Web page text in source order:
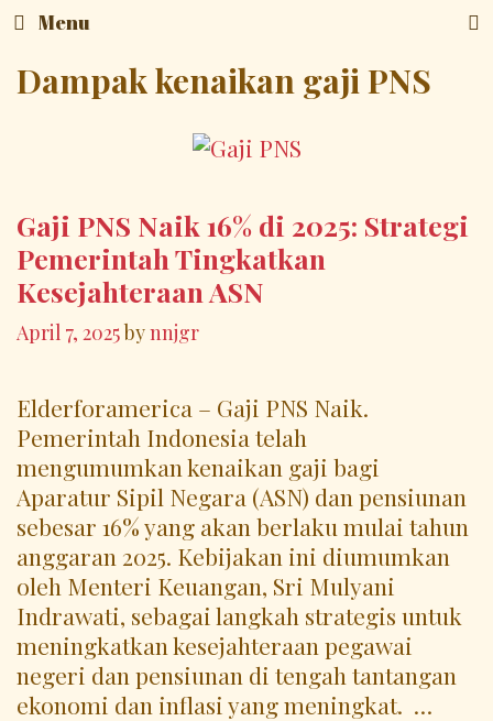
Skip
content
Menu
Dampak kenaikan gaji PNS
Gaji PNS Naik 16% di 2025: Strategi
Pemerintah Tingkatkan
Kesejahteraan ASN
April 7, 2025bynnjgr
Elderforamerica – Gaji PNS Naik.
Pemerintah Indonesia telah
mengumumkan kenaikan gaji bagi
Aparatur Sipil Negara (ASN) dan pensiunan
sebesar 16% yang akan berlaku mulai tahun
anggaran 2025. Kebijakan ini diumumkan
oleh Menteri Keuangan, Sri Mulyani
Indrawati, sebagai langkah strategis untuk
meningkatkan kesejahteraan pegawai
negeri dan pensiunan di tengah tantangan
ekonomi dan inflasi yang meningkat. ​ …